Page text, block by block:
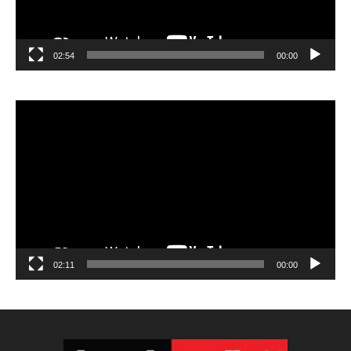
00:00
02:54
00:00
02:11